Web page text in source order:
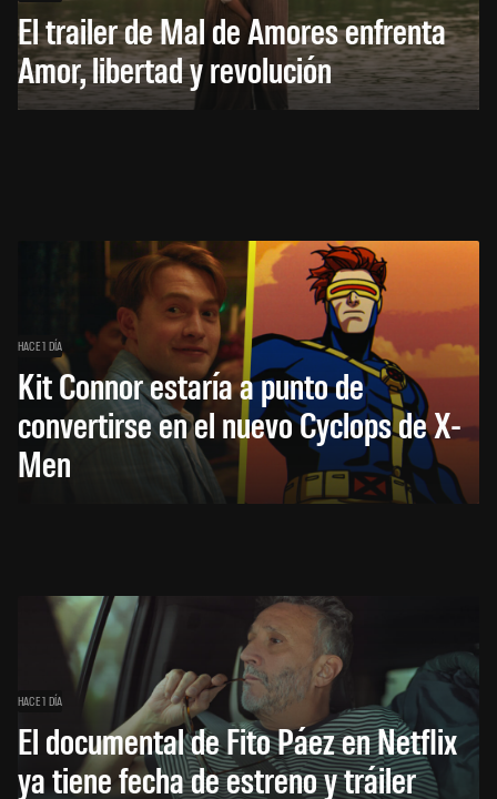
El trailer de Mal de Amores enfrenta
Amor, libertad y revolución
HACE 1 DÍA
Kit Connor estaría a punto de
convertirse en el nuevo Cyclops de X-
Men
HACE 1 DÍA
El documental de Fito Páez en Netflix
ya tiene fecha de estreno y tráiler